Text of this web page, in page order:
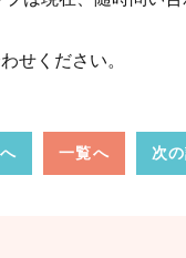
せください。
一覧へ 次